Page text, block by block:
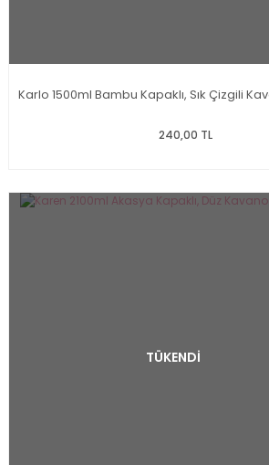
Karlo 1500ml Bambu Kapaklı, Sık Çizgili
240,00 TL
TÜKENDİ